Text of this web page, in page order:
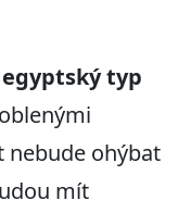
typ
nebude ohýbat
mít